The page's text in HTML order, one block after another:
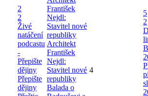
2
2
Živé
natáčení
podcastu
-
Přepište
dějiny
Přepište
dějiny
František
Nejdl:
Stavitel nové
republiky
Architekt
František
Nejdl:
Stavitel nové
republiky
Balada o
4
5
2